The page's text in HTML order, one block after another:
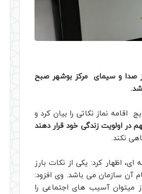
صدا و سیمای مرکز بوشهر صبح
نماز نکاتی را بیان کرد و
اولویت زندگی خود قرار دهند
نکند.
اظهار کرد: یکی از نکات بارز
آن سازمان می باشد. وی افزود:
میتوان آسیب های اجتماعی را